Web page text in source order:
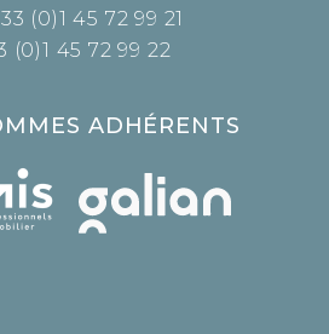
(0)1 45 72 99 21
(0)1 45 72 99 22
ADHÉRENTS